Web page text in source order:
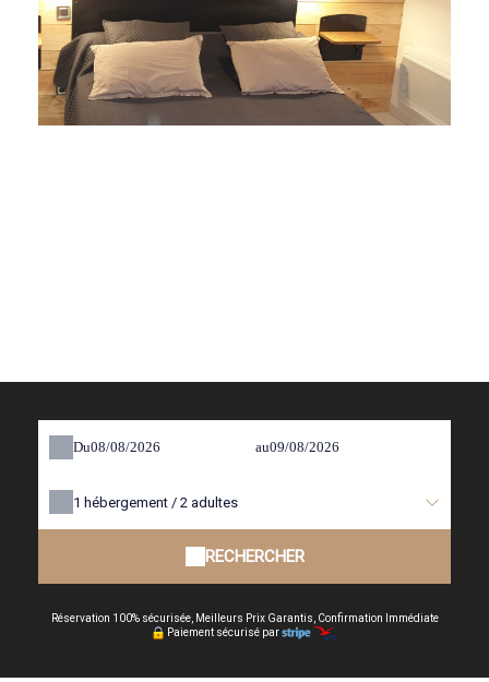
Du au
1 hébergement / 2 adultes
RECHERCHER
Réservation 100% sécurisée, Meilleurs Prix Garantis, Confirmation Immédiate
Paiement sécurisé par